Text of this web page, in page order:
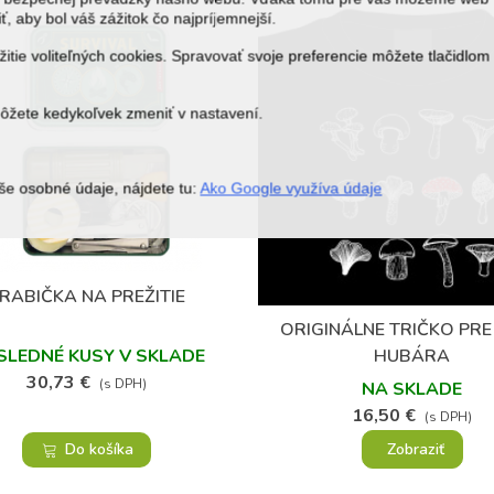
aby bol váš zážitok čo najpríjemnejší.
voliteľných cookies. Spravovať svoje preferencie môžete tlačidlom
kedykoľvek zmeniť v nastavení.
osobné údaje, nájdete tu: Ako Google využíva údaje
Obľúbené
NA PREŽITIE
KUSY V SKLADE
30,73 € (s DPH)
Do košíka
Obľúbené
ORIGINÁLNE TRIČKO
HUBÁRA
NA SKLADE
16,50 € (s DPH)
Zobraziť